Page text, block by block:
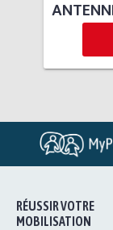
RÉUSSIR VOTRE
MOBILISATION